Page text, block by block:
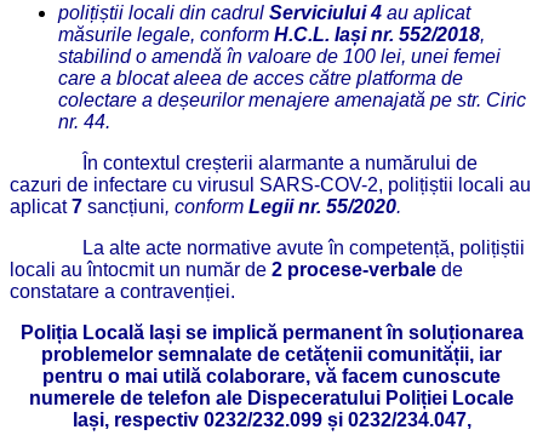
polițiștii locali din cadrul Serviciului 4 au aplicat
măsurile legale, conform H.C.L. Iași nr. 552/2018,
stabilind o amendă în valoare de 100 lei, unei femei
care a blocat aleea de acces către platforma de
colectare a deșeurilor menajere amenajată pe str. Ciric
nr. 44.
În contextul creșterii alarmante a numărului de
cazuri de infectare cu virusul SARS-COV-2, polițiștii locali au
aplicat7 sancțiuni, conform Legii nr. 55/2020.
La alte acte normative avute în competență, polițiștii
locali au întocmit un număr de 2 procese-verbale de
constatare a contravenției.
Poliția Locală Iași se implică permanent în soluționarea
problemelor semnalate de cetățenii comunității, iar
pentru o mai utilă colaborare, vă facem cunoscute
numerele de telefon ale Dispeceratului Poliției Locale
Iași, respectiv 0232/232.099 și 0232/234.047,